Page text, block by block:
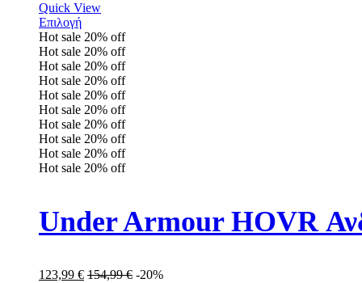
Quick View
Επιλογή
Hot sale 20% off
Hot sale 20% off
Hot sale 20% off
Hot sale 20% off
Hot sale 20% off
Hot sale 20% off
Hot sale 20% off
Hot sale 20% off
Hot sale 20% off
Hot sale 20% off
Under Armour HOVR
123,99 € 154,99€ -20%